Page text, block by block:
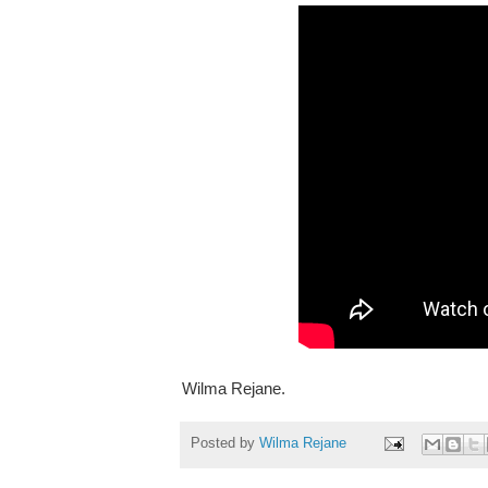
Wilma Rejane.
Posted by Wilma Rejane